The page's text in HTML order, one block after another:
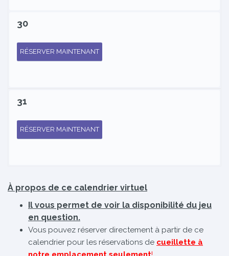
30
RÉSERVER MAINTENANT
31
RÉSERVER MAINTENANT
À propos de ce calendrier virtuel
Il vous permet de voir la disponibilité du jeu
en question.
Vous pouvez réserver directement à partir de ce
calendrier pour les réservations de cueillette à